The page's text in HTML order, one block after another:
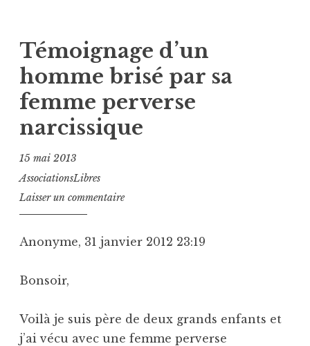
Témoignage d’un
homme brisé par sa
femme perverse
narcissique
15 mai 2013
AssociationsLibres
Laisser un commentaire
Anonyme, 31 janvier 2012 23:19
Bonsoir,
Voilà je suis père de deux grands enfants et
j’ai vécu avec une femme perverse